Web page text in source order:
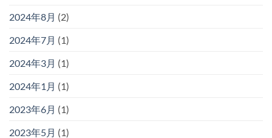
2024年8月 (2)
2024年7月 (1)
2024年3月 (1)
2024年1月 (1)
2023年6月 (1)
2023年5月 (1)